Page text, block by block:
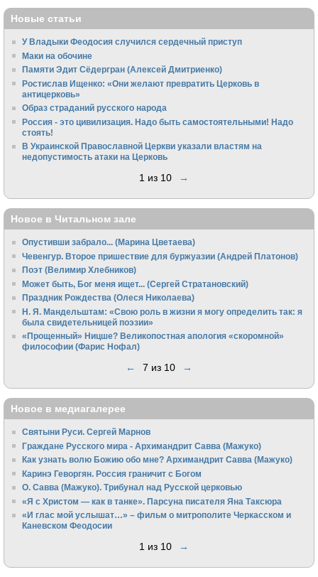
Новые статьи
У Владыки Феодосия случился сердечный приступ
Маки на обочине
Памяти Эдит Сёдергран (Алексей Дмитриенко)
Ростислав Ищенко: «Они желают превратить Церковь в
антицерковь»
Образ страданий русского народа
Россия - это цивилизация. Надо быть самостоятельными! Надо
стоять!
В Украинской Православной Церкви указали властям на
недопустимость атаки на Церковь
1 из 10 →
Новое в Читальном зале
Опустивши забрало... (Марина Цветаева)
Чевенгур. Второе пришествие для буржуазии (Андрей Платонов)
Поэт (Велимир Хлебников)
Может быть, Бог меня ищет... (Сергей Стратановский)
Праздник Рождества (Олеся Николаева)
Н. Я. Мандельштам: «Свою pоль в жизни я могу опpеделить так: я
была свидетельницей поэзии»
«Прощенный» Ницше? Великопостная апология «скоромной»
философии (Фарис Нофал)
← 7 из 10 →
Новое в медиагалерее
Святыни Руси. Сергей Марнов
Граждане Русского мира - Архимандрит Савва (Мажуко)
Как узнать волю Божию обо мне? Архимандрит Савва (Мажуко)
Каринэ Геворгян. Россия граничит с Богом
О. Савва (Мажуко). Трибунал над Русской церковью
«Я с Христом — как в танке». Парсуна писателя Яна Таксюра
«И глас мой услышат…» – фильм о митрополите Черкасском и
Каневском Феодосии
1 из 10 →